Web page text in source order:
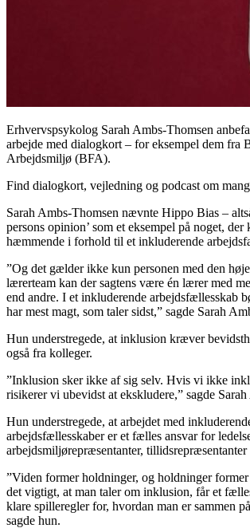
Erhvervspsykolog Sarah Ambs-Thomsen
arbejde med dialogkort – for eksempel dem fra
Arbejdsmiljø (BFA).
Find dialogkort, vejledning og podcast om
Sarah Ambs-Thomsen nævnte Hippo Bias –
persons opinion’ som et eksempel på noget, der
hæmmende i forhold til et inkluderende
”Og det gælder ikke kun personen med den
lærerteam kan der sagtens være én lærer med
end andre. I et inkluderende arbejdsfællesskab
har mest magt, som taler sidst,” sagde Sarah
Hun understregede, at inklusion kræver
også fra kolleger.
”Inklusion sker ikke af sig selv. Hvis vi ikke
risikerer vi ubevidst at ekskludere,” sagde
Hun understregede, at arbejdet med
arbejdsfællesskaber er et fælles ansvar for
arbejdsmiljørepræsentanter, tillidsrepræsentanter
”Viden former holdninger, og holdninger
det vigtigt, at man taler om inklusion, får et
klare spilleregler for, hvordan man er sammen
sagde hun.